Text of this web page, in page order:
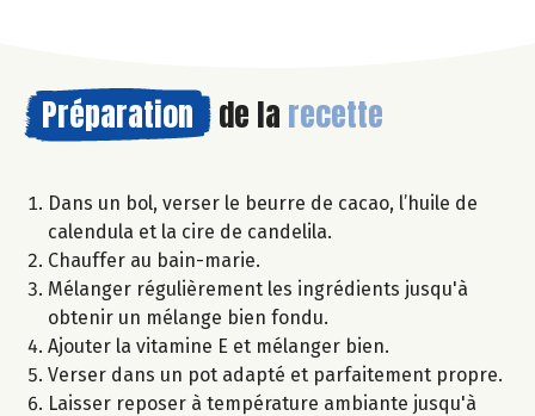
Préparation de la recette
Dans un bol, verser le beurre de cacao, l’huile de
calendula et la cire de candelila.
Chauffer au bain-marie.
Mélanger régulièrement les ingrédients jusqu'à
obtenir un mélange bien fondu.
Ajouter la vitamine E et mélanger bien.
Verser dans un pot adapté et parfaitement propre.
Laisser reposer à température ambiante jusqu'à